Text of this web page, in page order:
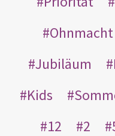
Ohnmacht
Jubiläum
Kids
12
2